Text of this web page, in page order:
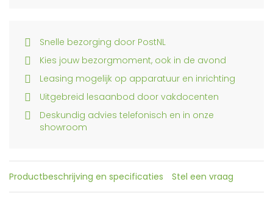
Snelle bezorging door PostNL
Kies jouw bezorgmoment, ook in de avond
Leasing mogelijk op apparatuur en inrichting
Uitgebreid lesaanbod door vakdocenten
Deskundig advies telefonisch en in onze
showroom
Productbeschrijving en specificaties Stel een vraag